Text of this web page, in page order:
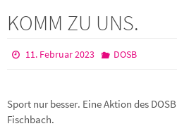
KOMM ZU UNS.
11. Februar 2023 DOSB
Sport nur besser. Eine Aktion des
Fischbach.